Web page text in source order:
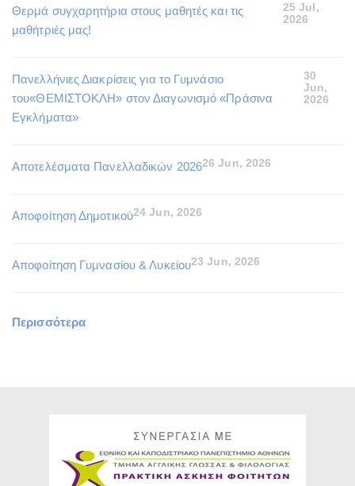
Θερμά συγχαρητήρια στους μαθητές και τις
μαθήτριές μας!
25 Jul,
2026
Πανελλήνιες Διακρίσεις για το Γυμνάσιο
του«ΘΕΜΙΣΤΟΚΛΗ» στον Διαγωνισμό «Πράσινα
Εγκλήματα»
30
Jun,
2026
Αποτελέσματα Πανελλαδικών 202626 Jun, 2026
Αποφοίτηση Δημοτικού24 Jun, 2026
Αποφοίτηση Γυμνασίου & Λυκείου23 Jun, 2026
Περισσότερα